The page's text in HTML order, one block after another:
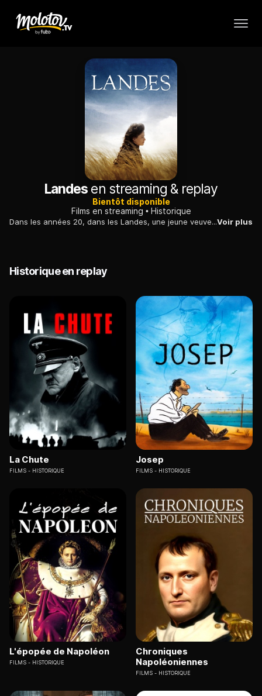
Landes en streaming & replay
Bientôt disponible
Films en streaming
Historique
Dans les années 20, dans les Landes, une jeune veuve éplorée et héritière d'une immense propriété forestière lutte pour avoir l'électricité sur ses terres.Voir plus
Historique en replay
La Chute
FILMS HISTORIQUE
Josep
FILMS HISTORIQUE
L'épopée de Napoléon
FILMS HISTORIQUE
Chroniques
Napoléoniennes
FILMS HISTORIQUE